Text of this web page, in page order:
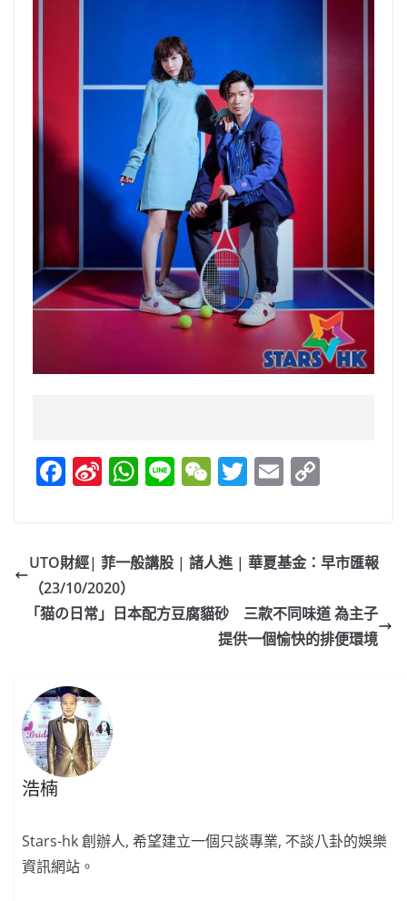
F
a
e
b
o
Si
n
W
ei
b
W
h
s
p
Li
n
W
e
h
T
w
er
E
m
l y
n
k
UTO財經| 菲一般講股 | 諸人進 | 華夏基金：早市匯報
（23/10/2020）
「猫の日常」日本配方豆腐貓砂 三款不同味道 為主子
提供一個愉快的排便環境
浩楠
Stars-hk 創辦人, 希望建立一個只談專業, 不談八卦的娛樂
資訊網站。